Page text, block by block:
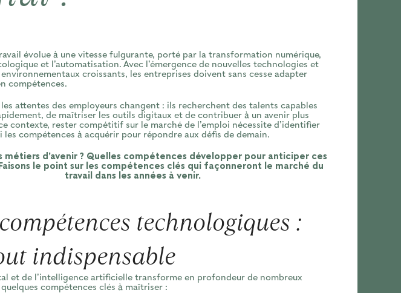
évolue à une vitesse fulgurante, porté par la transformation numérique,
et l’automatisation. Avec l’émergence de nouvelles technologies et
croissants, les entreprises doivent sans cesse adapter
compétences.
attentes des employeurs changent : ils recherchent des talents capables
de maîtriser les outils digitaux et de contribuer à un avenir plus
contexte, rester compétitif sur le marché de l’emploi nécessite d’identifier
les compétences à acquérir pour répondre aux défis de demain.
métiers d’avenir ? Quelles compétences développer pour anticiper ces
le point sur les compétences clés qui façonneront le marché du
travail dans les années à venir.
technologiques :
indispensable
et de l’intelligence artificielle transforme en profondeur de nombreux
compétences clés à maîtriser :